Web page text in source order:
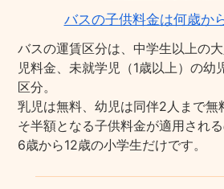
バスの子供料金は何歳か
バスの運賃区分は、中学生以上の
児料金、未就学児（1歳以上）の幼
区分。
乳児は無料、幼児は同伴2人まで無
そ半額となる子供料金が適用され
6歳から12歳の小学生だけです。